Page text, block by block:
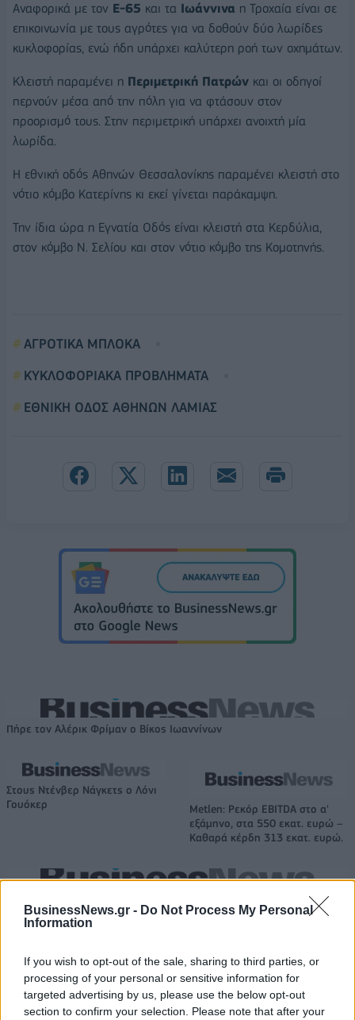
BusinessNews.gr - Do Not Process My Personal
Information
If you wish to opt-out of the sale, sharing to third parties, or
processing of your personal or sensitive information for
targeted advertising by us, please use the below opt-out
section to confirm your selection. Please note that after your
Αναφορικά με τον Ε-65 και τα Ιωάννινα η Τροχαία είναι σε
επικοινωνία με τους αγρότες για να δοθούν δύο λωρίδες
κυκλοφορίας, ενώ ήδη υπάρχει καλύτερη ροή των οχημάτων.
Κλειστή παραμένει η Περιμετρική Πατρών και οι οδηγοί
περνούν μέσα από την πόλη για να φτάσουν στον
προορισμό τους. Στην περιμετρική υπάρχει ανοιχτή μία
λωρίδα.
Η εθνική οδός Αθηνών Θεσσαλονίκης παραμένει κλειστή στο
νότιο κόμβο Κατερίνης κι εκεί γίνεται παράκαμψη.
Την ίδια ώρα η Εγνατία Οδός είναι κλειστή στα Κερδύλια,
στον κόμβο Ν. Σελίου και στον νότιο κόμβο της Κομοτηνής.
ΑΓΡΟΤΙΚΑ ΜΠΛΟΚΑ
ΚΥΚΛΟΦΟΡΙΑΚΑ ΠΡΟΒΛΗΜΑΤΑ
ΕΘΝΙΚΗ ΟΔΟΣ ΑΘΗΝΩΝ ΛΑΜΙΑΣ
Πήρε τον Αλέρικ Φρίμαν ο Βίκος Ιωαννίνων
Στους Ντένβερ Νάγκετς ο Λόνι
Γουόκερ
Metlen: Ρεκόρ EBITDA στο α'
εξάμηνο, στα 550 εκατ. ευρώ –
Καθαρά κέρδη 313 εκατ. ευρώ.
HELLENiQ ENERGY: Κέρδη 393 εκατ. ευρώ στο α' εξάμηνο – Στα 734
εκατ. ευρώ τα EBITDA
Viohalco: Αυξημένος κατά 14%
ο τζίρος στο α' εξάμηνο, στα 4,3
TV: Η σκακιέρα της νέας σεζόν